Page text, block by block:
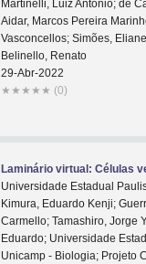
Martinelli, Luiz Antonio; de
Aidar, Marcos Pereira
Vasconcellos; Simões,
Belinello, Renato
29-Abr-2022
★ ★ ★ ★ ★ (0)
Laminário virtual: Células
Universidade Estadual
Kimura, Eduardo Kenji;
Carmello; Tamashiro, Jorge
Eduardo; Universidade
Unicamp - Biologia; Projeto